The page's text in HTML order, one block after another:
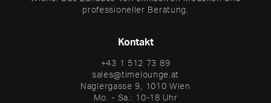
professioneller Beratung.
Kontakt
+43 1 512 73 89
sales@timelounge.at
Naglergasse 9, 1010 Wien
Mo. - Sa.: 10-18 Uhr